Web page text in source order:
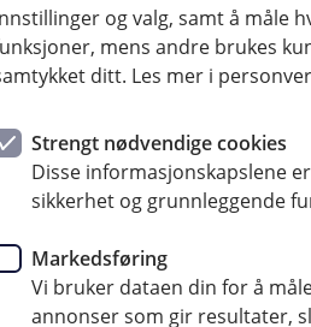
og valg, samt å måle
mens andre brukes
ditt. Les mer i
Strengt nødvendige cookies
Disse informasjonskapslene
sikkerhet og grunnleggende
Markedsføring
Vi bruker dataen din for å
annonser som gir resultater,